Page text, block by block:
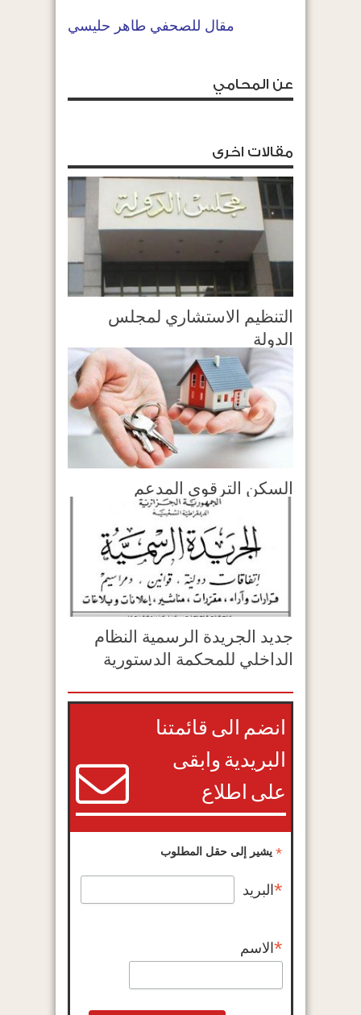
مقال للصحفي طاهر حليسي
عن المحامي
مقالات اخرى
التنظيم الاستشاري لمجلس
الدولة
السكن الترقوي المدعم
جديد الجريدة الرسمية النظام
الداخلي للمحكمة الدستورية
انضم الى قائمتنا
البريدية وابقى
على اطلاع
*يشير إلى حقل المطلوب
*البريد
*الاسم